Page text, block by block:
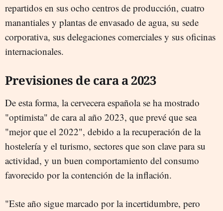
repartidos en sus ocho centros de producción, cuatro
manantiales y plantas de envasado de agua, su sede
corporativa, sus delegaciones comerciales y sus oficinas
internacionales.
Previsiones de cara a 2023
De esta forma, la cervecera española se ha mostrado
"optimista" de cara al año 2023, que prevé que sea
"mejor que el 2022", debido a la recuperación de la
hostelería y el turismo, sectores que son clave para su
actividad, y un buen comportamiento del consumo
favorecido por la contención de la inflación.
"Este año sigue marcado por la incertidumbre, pero